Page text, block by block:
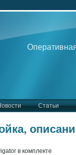
Статьи
в комплекте